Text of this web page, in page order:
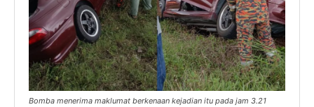
Bomba menerima maklumat berkenaan kejadian itu pada jam 3.21